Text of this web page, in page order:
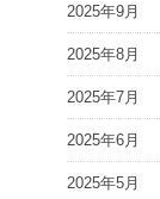
2025年9月
2025年8月
2025年7月
2025年6月
2025年5月